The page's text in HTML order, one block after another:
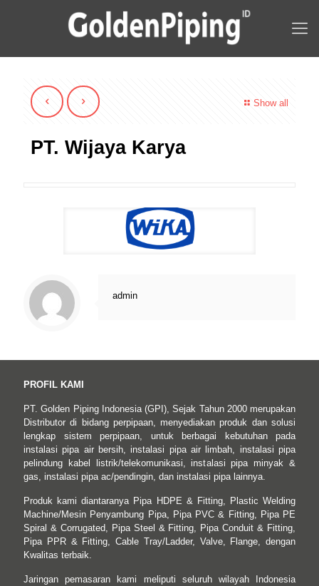
Show all
PT. Wijaya Karya
admin
PROFIL KAMI
PT. Golden Piping Indonesia (GPI), Sejak Tahun 2000 merupakan
Distributor di bidang perpipaan, menyediakan produk dan solusi
lengkap sistem perpipaan, untuk berbagai kebutuhan pada
instalasi pipa air bersih, instalasi pipa air limbah, instalasi pipa
pelindung kabel listrik/telekomunikasi, instalasi pipa minyak &
gas, instalasi pipa ac/pendingin, dan instalasi pipa lainnya.
Produk kami diantaranya Pipa HDPE & Fitting, Plastic Welding
Machine/Mesin Penyambung Pipa, Pipa PVC & Fitting, Pipa PE
Spiral & Corrugated, Pipa Steel & Fitting, Pipa Conduit & Fitting,
Pipa PPR & Fitting, Cable Tray/Ladder, Valve, Flange, dengan
Kwalitas terbaik.
Jaringan pemasaran kami meliputi seluruh wilayah Indonesia